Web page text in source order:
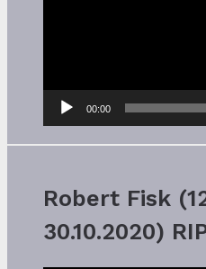
00:00
Robert Fisk
30.10.2020)